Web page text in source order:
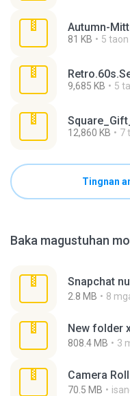
Autumn-
81 KB 5
9,685 KB 5
12,860 KB 7
Tingnan
Baka magustuhan
Snapchat
2.8 MB 8
New folder
808.4 MB 3
Camera
70.5 MB